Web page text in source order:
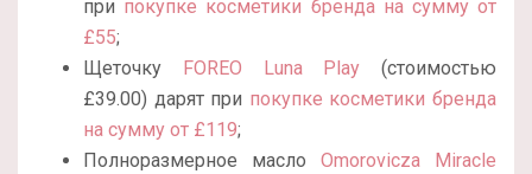
при покупке косметики бренда на сумму от
£55;
Щеточку
FOREO Luna Play (стоимостью
£39.00) дарят при покупке косметики бренда
на сумму от £119;
Полноразмерное масло Omorovicza Miracle